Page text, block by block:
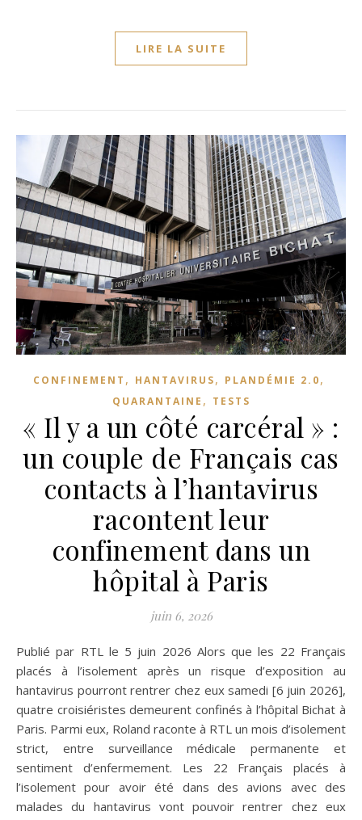
LIRE LA SUITE
CONFINEMENT , HANTAVIRUS, PLANDÉMIE 2.0,
QUARANTAINE , TESTS
« Il y a un côté carcéral » :
un couple de Français cas
contacts à l’hantavirus
racontent leur
confinement dans un
hôpital à Paris
juin 6, 2026
Publié par RTL le 5 juin 2026 Alors que les 22 Français
placés à l’isolement après un risque d’exposition au
hantavirus pourront rentrer chez eux samedi [6 juin 2026],
quatre croisiéristes demeurent confinés à l’hôpital Bichat à
Paris. Parmi eux, Roland raconte à RTL un mois d’isolement
strict, entre surveillance médicale permanente et
sentiment d’enfermement. Les 22 Français placés à
l’isolement pour avoir été dans des avions avec des
malades du hantavirus vont pouvoir rentrer chez eux